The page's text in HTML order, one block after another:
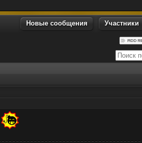
Новые сообщения Участники